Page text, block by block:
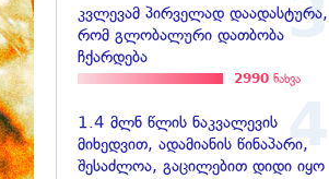
კვლევამ პირველად დაადასტურა,
რომ გლობალური დათბობა
ჩქარდება
2990 ნახვა
1.4 მლნ წლის ნაკვალევის
მიხედვით, ადამიანის წინაპარი,
შესაძლოა, გაცილებით დიდი იყო